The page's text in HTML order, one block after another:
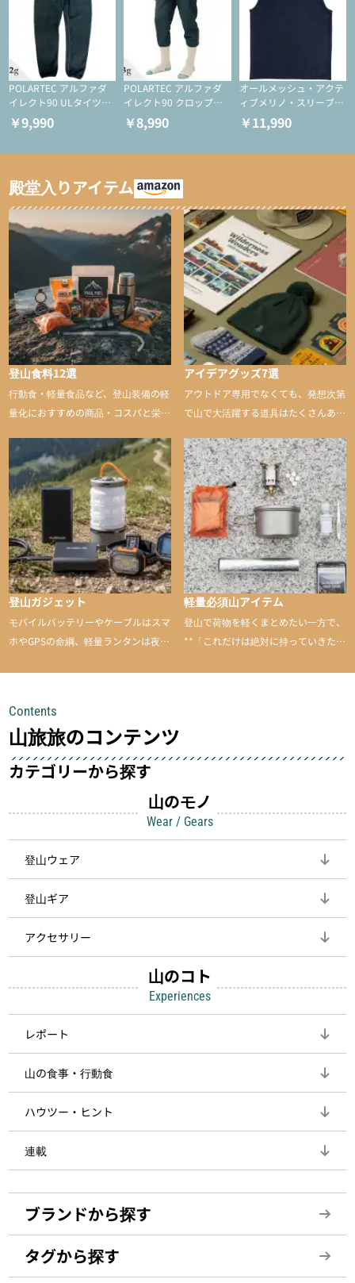
POLARTEC アルファダ
イレクト90 ULタイツ
（アクティブインサレー
ション/テント泊用パジ
￥9,990
POLARTEC アルファダ
イレクト90 クロップド
ULタイツ（アクティブ
インサレーション/テン
￥8,990
オールメッシュ・アクテ
ィブメリノ・スリーブレ
ス
￥11,990
殿堂入りアイテム
登山食料12選
行動食・軽量食品など、登山装備の軽
量化におすすめの商品・コスパと栄養
アイデアグッズ7選
アウトドア専用でなくても、発想次第
で山で大活躍する道具はたくさんあり
山に持ち込むと快適性や安心感をグッ
と引き上げてくれる――そんな意外性
のあるアイテムを紹介
登山ガジェット
モバイルバッテリーやケーブルはスマ
ホやGPSの命綱、軽量ランタンは夜間
して安全にしてくれます
軽量必須山アイテム
登山で荷物を軽くまとめたい一方で、
**「これだけは絶対に持っていきた
Contents
山旅旅のコンテンツ
カテゴリーから探す
山のモノ
Wear / Gears
登山ウェア
登山ギア
アクセサリー
山のコト
Experiences
レポート
山の食事・行動食
ハウツー・ヒント
連載
ブランドから探す
タグから探す